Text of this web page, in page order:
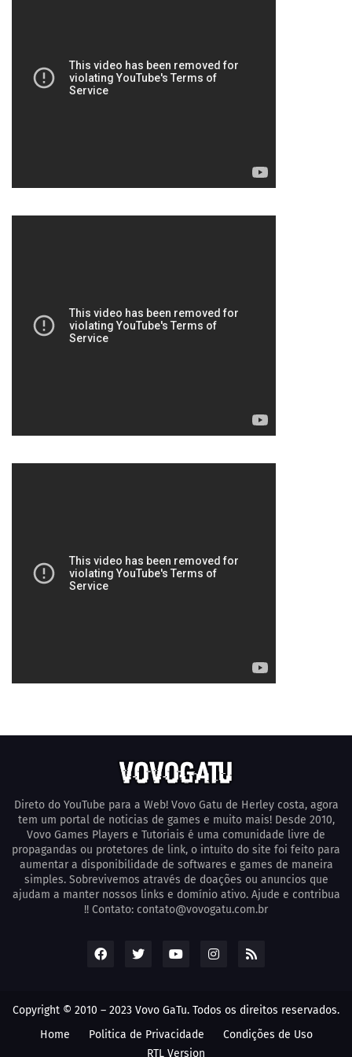
Direto do YouTube para a Web! Vovo Gatu de Herley costa, agora
tem um portal de noticias de games e muito mais! Desde 2010,
Vovo Games Players e Tutoriais é uma comunidade livre de
propagandas ou protetores de link, o intuito do site foi feito para
aumentar a disponibilidade de softwares e games de maneira
simples. Sobrevivemos através de doações ou anuncios que
ajudam a manter nossos links e domínio ativo. Ajude e contribua
!! Contato: contato@vovogatu.com.br
Copyright © 2010 – 2023 Vovo GaTu. Todos os direitos reservados.
Home
Poli­tica de Privacidade
Condições de Uso
RTL Version